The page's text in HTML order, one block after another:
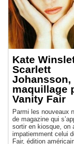
Kate
Scarlett
Johansson,
maquillage
Vanity Fair
Parmi les nouveaux
de magazine qui
sortir en kiosque, on
impatiemment celui
Fair, édition